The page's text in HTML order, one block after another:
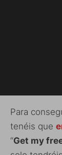
Para
tenéis que
“Get my